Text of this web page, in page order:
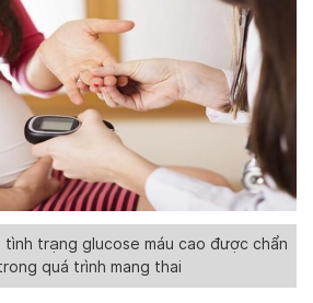
tình trạng glucose máu cao được chẩn
quá trình mang thai